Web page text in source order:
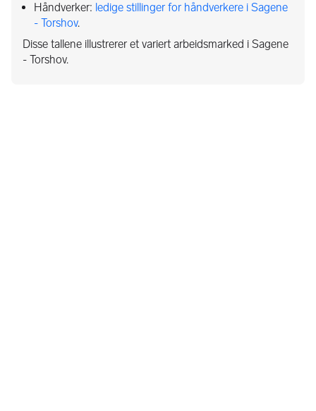
Håndverker: ledige stillinger for håndverkere i Sagene
- Torshov.
Disse tallene illustrerer et variert arbeidsmarked i Sagene
- Torshov.